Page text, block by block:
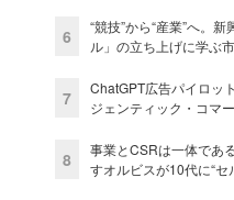
6
“競技”から“産業”へ。
ル」の立ち上げに学ぶ
7
ChatGPT広告パイロ
ジェンティック・コマ
8
事業とCSRは一体で
すオルビスが10代に“セ